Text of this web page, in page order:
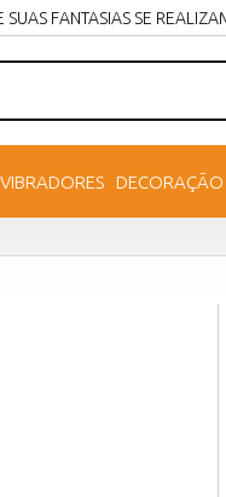
FANTASIAS SE
VIBRADORES DECORAÇÃO